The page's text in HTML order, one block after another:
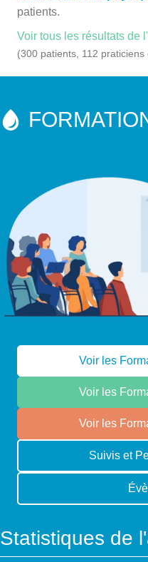
patients.
Voir tous les résultats de
(300 patients, 112
Voir les
Voir les
Voir les
Suivis et
Statistiques de